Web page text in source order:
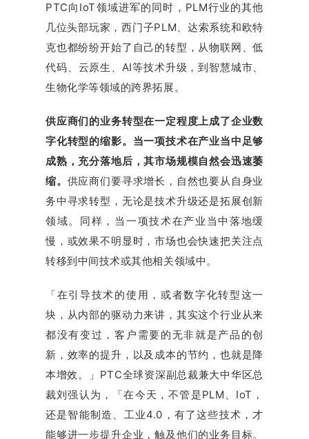
PTC向IoT领域进军的同时，PLM行业的其他
几位头部玩家，西门子PLM、达索系统和欧特
克也都纷纷开始了自己的转型，从物联网、低
代码、云原生、AI等技术升级，到智慧城市、
生物化学等领域的跨界拓展。
供应商们的业务转型在一定程度上成了企业数
字化转型的缩影。当一项技术在产业当中足够
成熟，充分落地后，其市场规模自然会迅速萎
缩。 供应商们要寻求增长，自然也要从自身业
务中寻求转型，无论是技术升级还是拓展创新
领域。同样，当一项技术在产业当中落地缓
慢，或效果不明显时，市场也会快速把关注点
转移到中间技术或其他相关领域中。
「在引导技术的使用，或者数字化转型这一
块，从内部的驱动力来讲，其实这个行业从来
都没有变过，客户需要的无非就是产品的创
新，效率的提升，以及成本的节约，也就是降
本增效。」PTC全球资深副总裁兼大中华区总
裁刘强认为，「在今天，不管是PLM、IoT，
还是智能制造、工业4.0，有了这些技术，才
能够进一步提升企业，触及他们的业务目标。